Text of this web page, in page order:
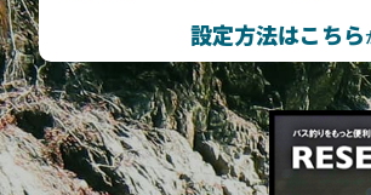
設定方法はこちら